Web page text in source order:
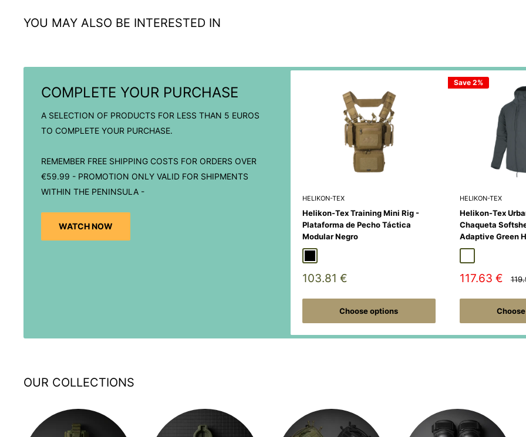
YOU MAY ALSO BE INTERESTED IN
COMPLETE YOUR PURCHASE
A SELECTION OF PRODUCTS FOR LESS THAN 5 EUROS
TO COMPLETE YOUR PURCHASE.
REMEMBER FREE SHIPPING COSTS FOR ORDERS OVER
€59.99 - PROMOTION ONLY VALID FOR SHIPMENTS
WITHIN THE PENINSULA -
WATCH NOW
HELIKON-TEX
Helikon-Tex Training Mini Rig -
Plataforma de Pecho Táctica
Modular Negro
Sale
103.81 €
Choose options
Save 2%
HELIKON-TEX
Helikon-Tex
Chaqueta
Adaptive Green
Sale
117.63 €
OUR COLLECTIONS